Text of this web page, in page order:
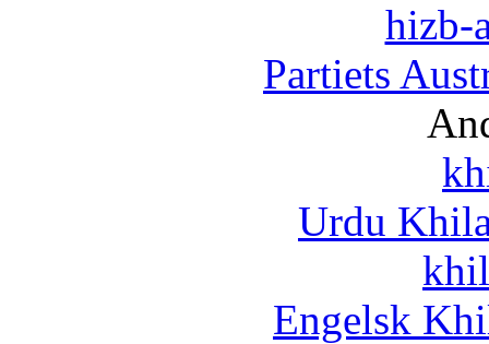
hizb-
Partiets
Urdu
Engelsk